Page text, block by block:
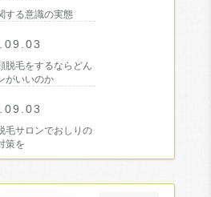
する意識の実態
脱毛をするならどん
がいいのか
毛サロンでおしりの
策を